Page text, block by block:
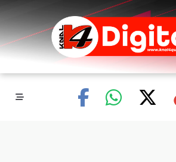
Skip
content